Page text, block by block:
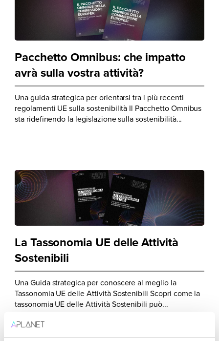
Pacchetto Omnibus: che impatto
avrà sulla vostra attività?
Una guida strategica per orientarsi tra i più recenti
regolamenti UE sulla sostenibilità Il Pacchetto Omnibus
sta ridefinendo la legislazione sulla sostenibilità...
La Tassonomia UE delle Attività
Sostenibili
Una Guida strategica per conoscere al meglio la
Tassonomia UE delle Attività Sostenibili Scopri come la
tassonomia UE delle Attività Sostenibili può...